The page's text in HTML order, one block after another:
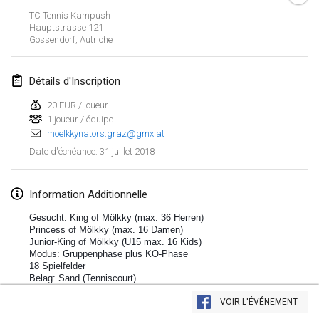
Afficher la liste
TC Tennis Kampush
Hauptstrasse 121
Gossendorf, Autriche
Détails d'Inscription
20 EUR / joueur
1 joueur / équipe
moelkkynators.graz@gmx.at
Date d'échéance: 31 juillet 2018
Information Additionnelle
Gesucht: King of Mölkky (max. 36 Herren)
Princess of Mölkky (max. 16 Damen)
Junior-King of Mölkky (U15 max. 16 Kids)
Modus: Gruppenphase plus KO-Phase
18 Spielfelder
Belag: Sand (Tenniscourt)
VOIR L'ÉVÉNEMENT
Lumi Mölkky
3 févr. 2018|Finlande
10 févr. 2018 |France
Faschings-Mölkky
11 févr. 2018|Allemagne
24 févr. 2018|République tchèque
SM HalliMölkky - Finnish Championship
24 févr. 2018|Finlande
Tournoi de l'ASSER